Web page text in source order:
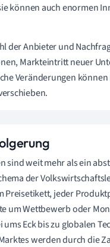
können auch enormen
der Anbieter und
Markteintritt neuer
Veränderungen
sind weit mehr als ein
der
Preisetikett, jeder
um Wettbewerb oder
ums Eck bis zu globalen
werden durch die